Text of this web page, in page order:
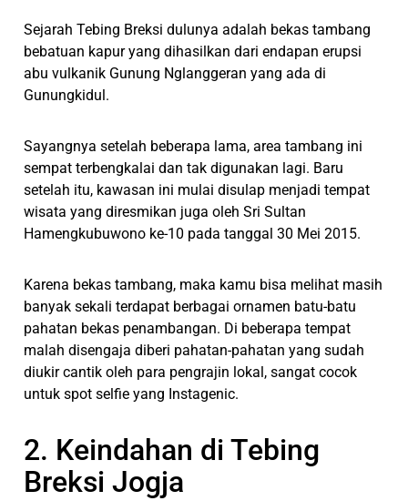
Sejarah Tebing Breksi dulunya adalah bekas tambang
bebatuan kapur yang dihasilkan dari endapan erupsi
abu vulkanik Gunung Nglanggeran yang ada di
Gunungkidul.
Sayangnya setelah beberapa lama, area tambang ini
sempat terbengkalai dan tak digunakan lagi. Baru
setelah itu, kawasan ini mulai disulap menjadi tempat
wisata yang diresmikan juga oleh Sri Sultan
Hamengkubuwono ke-10 pada tanggal 30 Mei 2015.
Karena bekas tambang, maka kamu bisa melihat masih
banyak sekali terdapat berbagai ornamen batu-batu
pahatan bekas penambangan. Di beberapa tempat
malah disengaja diberi pahatan-pahatan yang sudah
diukir cantik oleh para pengrajin lokal, sangat cocok
untuk spot selfie yang Instagenic.
2. Keindahan di Tebing
Breksi Jogja